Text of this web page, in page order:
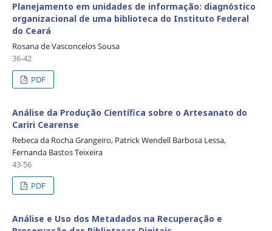
Planejamento em unidades de informação: diagnóstico
organizacional de uma biblioteca do Instituto Federal
do Ceará
Rosana de Vasconcelos Sousa
36-42
PDF
Análise da Produção Científica sobre o Artesanato do
Cariri Cearense
Rebeca da Rocha Grangeiro, Patrick Wendell Barbosa Lessa,
Fernanda Bastos Teixeira
43-56
PDF
Análise e Uso dos Metadados na Recuperação e